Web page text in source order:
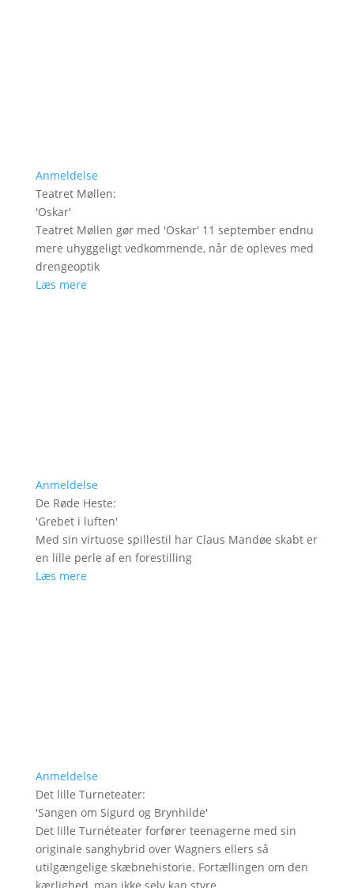
Anmeldelse
Teatret Møllen:
'Oskar'
Teatret Møllen gør med 'Oskar' 11 september endnu
mere uhyggeligt vedkommende, når de opleves med
drengeoptik
Læs mere
Anmeldelse
De Røde Heste:
'Grebet i luften'
Med sin virtuose spillestil har Claus Mandøe skabt er
en lille perle af en forestilling
Læs mere
Anmeldelse
Det lille Turneteater:
'Sangen om Sigurd og Brynhilde'
Det lille Turnéteater forfører teenagerne med sin
originale sanghybrid over Wagners ellers så
utilgængelige skæbnehistorie. Fortællingen om den